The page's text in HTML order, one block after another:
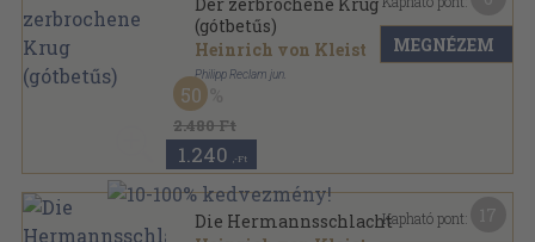
(gótbetűs)
Heinrich von Kleist
Philipp Reclam jun.
Varrott papírkötés
Universal-Bibliothek sorozat
2.480 Ft
50
1.240 ,-Ft
MEGNÉZEM
Die HermannsschlachtKapható pont: